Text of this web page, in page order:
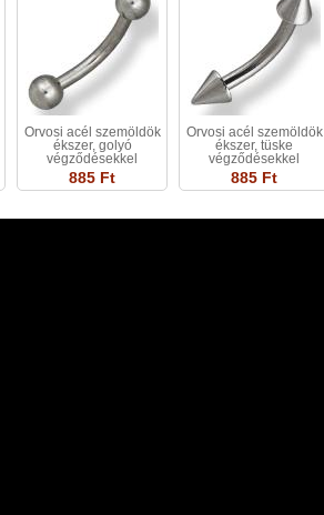
Orvosi acél szemöldök
ékszer, golyó
végződésekkel
885 Ft
Orvosi acél szemöldök
ékszer, tüske
végződésekkel
885 Ft